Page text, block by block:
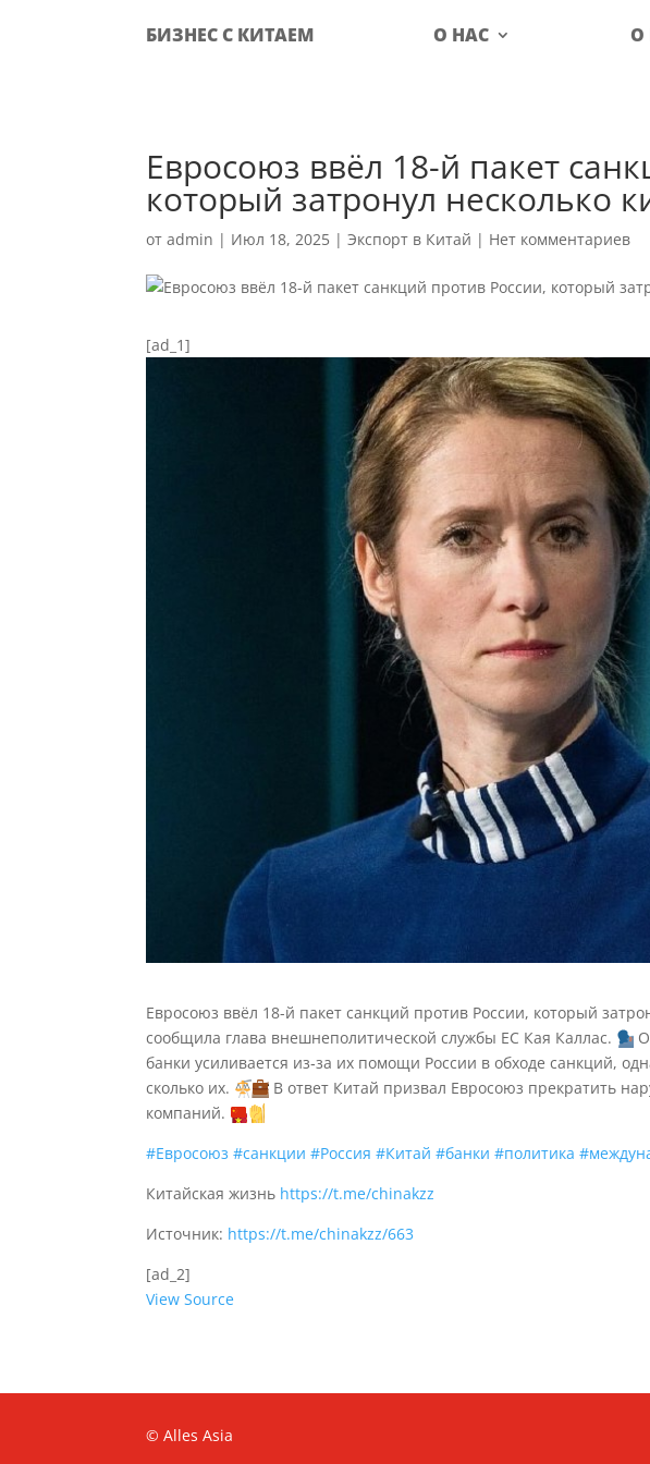
БИЗНЕС С КИТАЕМ О НАС О
Евросоюз ввёл 18-й пакет
который затронул несколько
отadmin | Июл 18, 2025 |Экспорт в Китай | Нет комментариев
[ad_1]
Евросоюз ввёл 18-й пакет санкций против России, который
сообщила глава внешнеполитической службы ЕС Кая Каллас.
банки усиливается из‑за их помощи России в обходе санкций,
сколько их.
В ответ Китай призвал Евросоюз прекратить
компаний.
#Евросоюз #санкции #Россия #Китай #банки #политика
Китайская жизнь https://t.me/chinakzz
Источник: https://t.me/chinakzz/663
[ad_2]
View Source
© Alles Asia